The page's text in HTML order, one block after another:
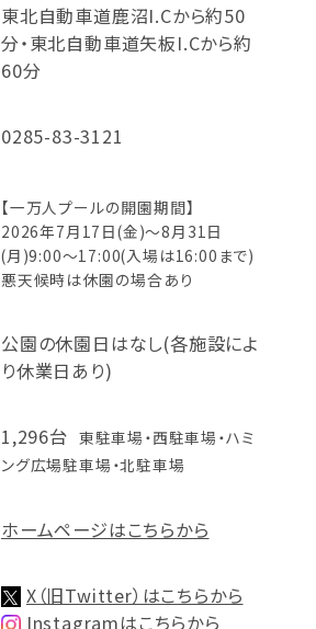
東北自動車道鹿沼I.Cから約50
分・東北自動車道矢板I.Cから約
60分
0285-83-3121
【一万人プールの開園期間】
2026年7月17日(金)～8月31日
(月)9:00～17:00(入場は16:00まで)
悪天候時は休園の場合あり
公園の休園日はなし(各施設によ
り休業日あり)
1,296台 東駐車場・西駐車場・ハミ
ング広場駐車場・北駐車場
ホームページはこちらから
X（旧Twitter）はこちらから
Instagramはこちらから